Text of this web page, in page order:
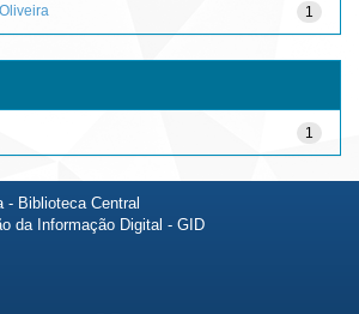
1
1
- Biblioteca Central
da Informação Digital - GID